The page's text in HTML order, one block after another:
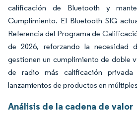
calificación de Bluetooth y
Cumplimiento. El Bluetooth SIG
Referencia del Programa de
de 2026, reforzando la necesidad
gestionen un cumplimiento de doble
de radio más calificación
lanzamientos de productos en
Análisis de la cadena de valor